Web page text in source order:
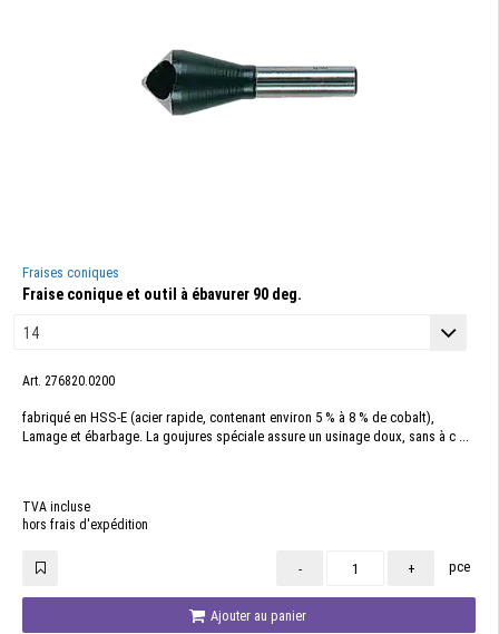
Fraises coniques
Fraise conique et outil à ébavurer 90 deg.
Art. 276820.0200
fabriqué en HSS-E (acier rapide, contenant environ 5 % à 8 % de cobalt),
Lamage et ébarbage. La goujures spéciale assure un usinage doux, sans à c ...
TVA incluse
hors frais d'expédition
- + pce
Ajouter au panier